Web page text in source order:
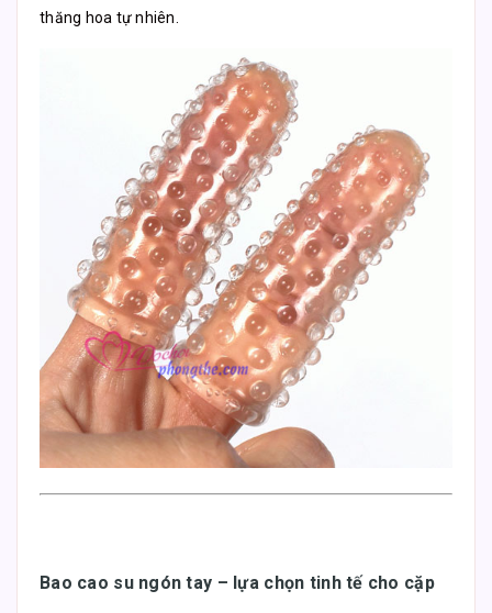
thăng hoa tự nhiên.
Bao cao su ngón tay – lựa chọn tinh tế cho cặp